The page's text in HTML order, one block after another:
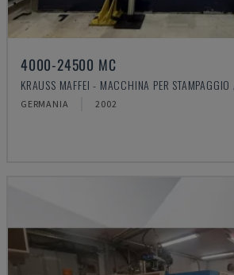
4000-24500 MC
KRAUSS MAFFEI - MACCHINA PER
GERMANIA 2002